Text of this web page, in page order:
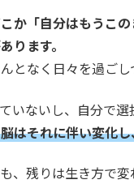
か「自分はもうこの
ります。
となく日々を過ご
いないし、自分で
はそれに伴い変化
、残りは生き方で